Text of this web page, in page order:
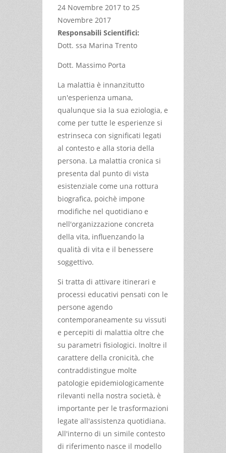
24 Novembre 2017 to 25
Novembre 2017
Responsabili Scientifici:
Dott. ssa Marina Trento
Dott. Massimo Porta
La malattia è innanzitutto
un'esperienza umana,
qualunque sia la sua eziologia, e
come per tutte le esperienze si
estrinseca con significati legati
al contesto e alla storia della
persona. La malattia cronica si
presenta dal punto di vista
esistenziale come una rottura
biografica, poichè impone
modifiche nel quotidiano e
nell'organizzazione concreta
della vita, influenzando la
qualità di vita e il benessere
soggettivo.
Si tratta di attivare itinerari e
processi educativi pensati con le
persone agendo
contemporaneamente su vissuti
e percepiti di malattia oltre che
su parametri fisiologici. Inoltre il
carattere della cronicità, che
contraddistingue molte
patologie epidemiologicamente
rilevanti nella nostra società, è
importante per le trasformazioni
legate all'assistenza quotidiana.
All'interno di un simile contesto
di riferimento nasce il modello